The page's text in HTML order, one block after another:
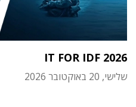
IT FOR IDF 2026
שלישי, 20 באוקטובר 2026